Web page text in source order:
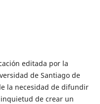
editada por la
de Santiago de
la necesidad de difundir
de crear un